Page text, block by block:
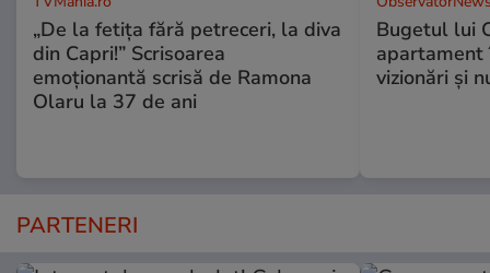
„De la fetița fără petreceri, la diva
din Capri!” Scrisoarea
emoționantă scrisă de Ramona
Olaru la 37 de ani
Bugetul lui
apartament
vizionări şi
PARTENERI